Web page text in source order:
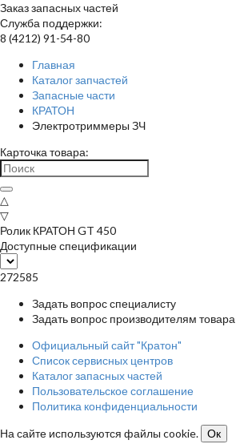
Заказ запасных частей
Служба поддержки:
8 (4212) 91-54-80
Главная
Каталог запчастей
Запасные части
КРАТОН
Электротриммеры ЗЧ
Карточка товара:
△
▽
Ролик КРАТОН GT 450
Доступные спецификации
272585
Задать вопрос специалисту
Задать вопрос производителям товара
Официальный сайт "Кратон"
Список сервисных центров
Каталог запасных частей
Пользовательское соглашение
Политика конфиденциальности
На сайте используются файлы cookie.
Ок